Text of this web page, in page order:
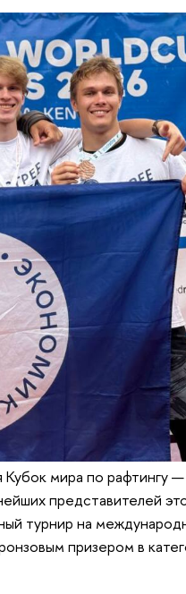
мира по рафтингу
представителей
турнир на
призером в